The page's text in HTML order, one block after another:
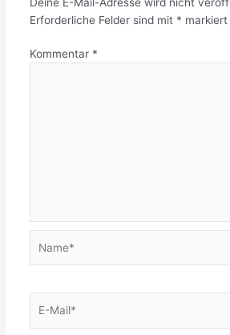
Erforderliche Felder sind mit * markiert
Kommentar *
Mail*